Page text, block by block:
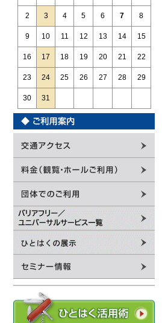
2 3 4 5 6 7 8
9 10 11 12 13 14 15
16 17 18 19 20 21 22
23 24 25 26 27 28 29
30 31